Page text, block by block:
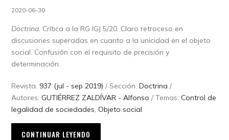
2020-06-30
Doctrina. Crítica a la RG IGJ 5/20. Claro retroceso en
discusiones superadas en cuanto a la unicidad en el objeto
social. Confusión con el requisito de precisión y
determinación.
Revista: 937 (jul - sep 2019) / Sección:Doctrina /
Autores:GUTIÉRREZ ZALDÍVAR - Alfonso / Temas:Control de
legalidad de sociedades ,Objeto social
CONTINUAR LEYENDO